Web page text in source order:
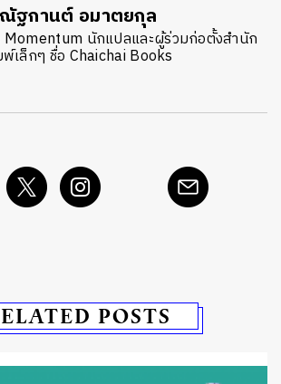
ณัฐกานต์ อมาตยกุล
Momentum นักแปลและผู้ร่วมก่อตั้งสำนัก
เล็กๆ ชื่อ Chaichai Books
POSTS